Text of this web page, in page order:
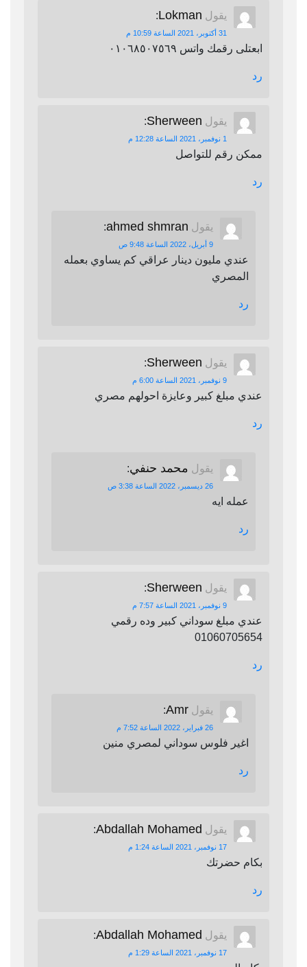
يقول Lokman
:
31 أكتوبر، 2021 الساعة 10:59 م
ابعتلى رقمك واتس ٠١٠٦٨٥٠٧٥٦٩
رد
يقول Sherween
:
1 نوفمبر، 2021 الساعة 12:28 م
ممكن رقم للتواصل
رد
يقول ahmed shmran
:
9 أبريل، 2022 الساعة 9:48 ص
عندي مليون دينار عراقي كم يساوي بعمله
المصري
رد
يقول Sherween
:
9 نوفمبر، 2021 الساعة 6:00 م
عندي مبلغ كبير وعايزة احولهم مصري
رد
يقول محمد حنفي:
26 ديسمبر، 2022 الساعة 3:38 ص
عمله ايه
رد
يقول Sherween
:
9 نوفمبر، 2021 الساعة 7:57 م
عندي مبلغ سوداني كبير وده رقمي
01060705654
رد
يقول Amr
:
26 فبراير، 2022 الساعة 7:52 م
اغير فلوس سوداني لمصري منين
رد
يقول Abdallah Mohamed
:
17 نوفمبر، 2021 الساعة 1:24 م
بكام حضرتك
رد
يقول Abdallah Mohamed
:
17 نوفمبر، 2021 الساعة 1:29 م